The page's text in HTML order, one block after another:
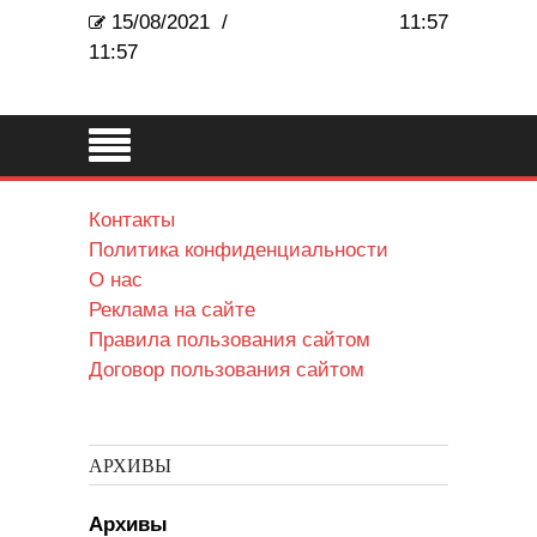
15/08/2021 /
11:57
11:57
Контакты
Политика конфиденциальности
О нас
Реклама на сайте
Правила пользования сайтом
Договор пользования сайтом
АРХИВЫ
Архивы